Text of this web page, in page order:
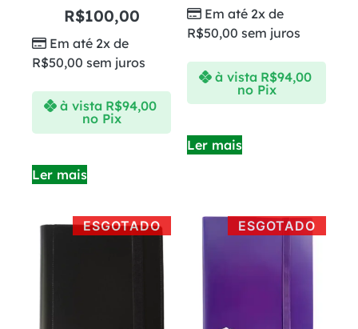
R$100,00
Em até 2x de
R$50,00 sem juros
à vista R$94,00
no Pix
Ler mais
Em até 2x de
R$50,00 sem juros
à vista R$94,00
no Pix
Ler mais
ESGOTADO ESGOTADO